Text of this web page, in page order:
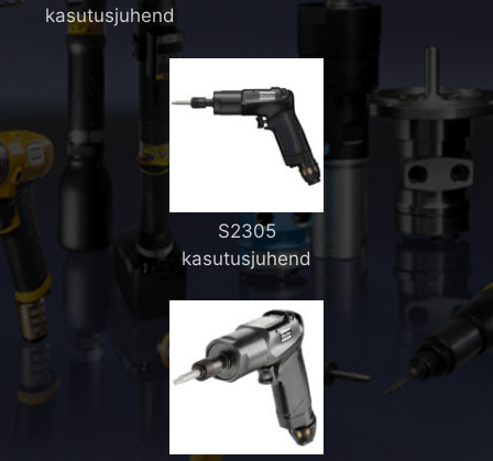
kasutusjuhend
S2305
kasutusjuhend